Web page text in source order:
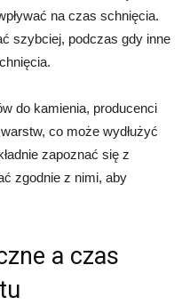
na czas schnięcia.
szybciej, podczas gdy inne
do kamienia, producenci
co może wydłużyć
zapoznać się z
zgodnie z nimi, aby
a czas